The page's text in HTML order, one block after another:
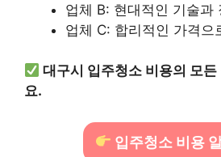
업체 B: 현대적인 기술과
업체 C: 합리적인 가격으
대구시 입주청소 비용의 모든
요.
입주청소 비용